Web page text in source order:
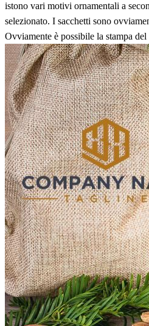
istono vari motivi ornamentali a
selezionato. I sacchetti sono
Ovviamente è possibile la stampa